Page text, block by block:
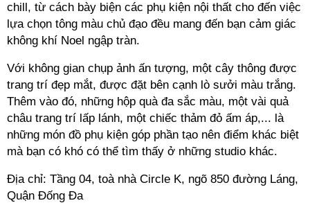
chill, từ cách bày biện các phụ kiện nội thất cho đến việc
lựa chọn tông màu chủ đạo đều mang đến bạn cảm giác
không khí Noel ngập tràn.
Với không gian chụp ảnh ấn tượng, một cây thông được
trang trí đẹp mắt, được đặt bên cạnh lò sưởi màu trắng.
Thêm vào đó, những hộp quà đa sắc màu, một vài quả
châu trang trí lấp lánh, một chiếc thảm đỏ ấm áp,... là
những món đồ phụ kiện góp phần tạo nên điểm khác biệt
mà bạn có khó có thể tìm thấy ở những studio khác.
Địa chỉ: Tầng 04, toà nhà Circle K, ngõ 850 đường Láng,
Quận Đống Đa